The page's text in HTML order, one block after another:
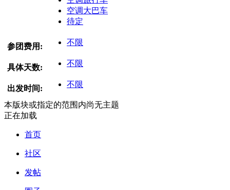
空调大巴车
待定
参团费用: 不限
具体天数: 不限
出发时间: 不限
本版块或指定的范围内尚无主题
正在加载
首页
社区
发帖